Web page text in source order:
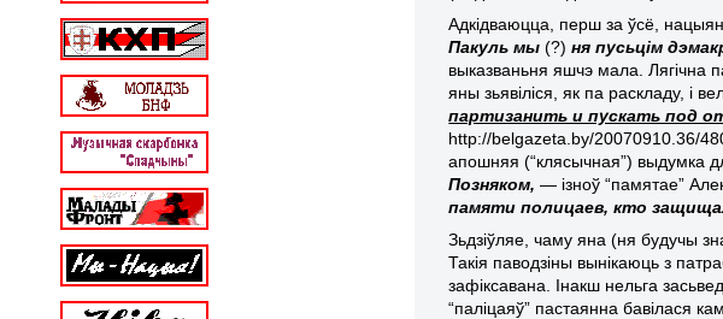
Адкідваюцца, перш за ўсё,
Пакуль мы(?)ня пусьцім
выказваньня яшчэ мала. Лягічна
яны зьявіліся, як па раскладу, і
партизанить и пускать под
http://belgazeta.by/20070910.36/
апошняя (“клясычная”) выдумка
Позняком, — ізноў “памятае”
памяти полицаев, кто
Зьдзіўляе, чаму яна (ня будучы
Такія паводзіны вынікаюць з
зафіксавана. Інакш нельга
“паліцаяў” пастаянна бавілася